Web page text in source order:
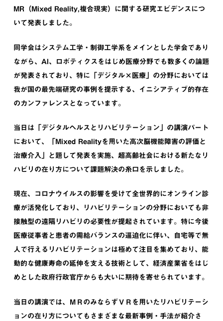
MR（Mixed Reality,複合現実）に関する研究エビデンスにつ
いて発表しました。
同学会はシステム工学・制御工学系をメインとした学会であり
ながら、AI、ロボティクスをはじめ医療分野でも数多くの論題
が発表されており、特に「デジタル×医療」の分野においては
我が国の最先端研究の事例を提示する、イニシアティブ的存在
のカンファレンスとなっています。
当日は「デジタルヘルスとリハビリテーション」の講演パート
において、「Mixed Realityを用いた高次脳機能障害の評価と
治療介入」と題して発表を実施、超高齢社会における新たなリ
ハビリの在り方について課題解決の糸口を示しました。
現在、コロナウイルスの影響を受けて全世界的にオンライン診
療が活発化しており、リハビリテーションの分野においても非
接触型の遠隔リハビリの必要性が提起されています。特に今後
医療従事者と患者の需給バランスの逼迫化に伴い、自宅等で無
人で行えるリハビリテーションは極めて注目を集めており、能
動的な健康寿命の延伸を支える技術として、経済産業省をはじ
めとした政府行政官庁からも大いに期待を寄せられています。
当日の講演では、ＭＲのみならずＶＲを用いたリハビリテーシ
ョンの在り方についてもさまざまな最新事例・手法が紹介さ